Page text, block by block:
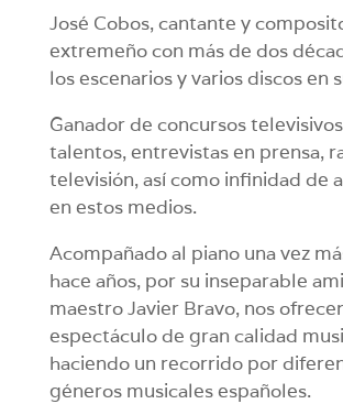
José Cobos, cantante y
extremeño con más de dos
los escenarios y varios discos en
Ganador de concursos
talentos, entrevistas en prensa,
televisión, así como infinidad de
en estos medios.
Acompañado al piano una vez
hace años, por su inseparable
maestro Javier Bravo, nos
espectáculo de gran calidad
haciendo un recorrido por
géneros musicales españoles.